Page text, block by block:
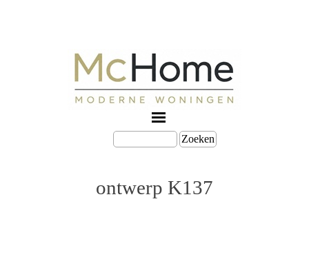
Zoeken
ontwerp K137